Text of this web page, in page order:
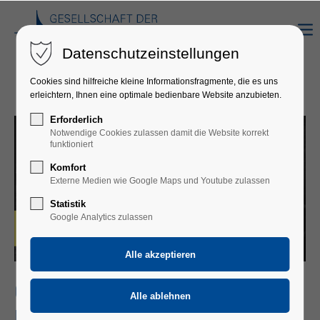
CORINNA HARFOUCH, PETER
Datenschutzeinstellungen
Cookies sind hilfreiche kleine Informationsfragmente, die es uns
erleichtern, Ihnen eine optimale bedienbare Website anzubieten.
Erforderlich
Notwendige Cookies zulassen damit die Website korrekt
funktioniert
Komfort
Externe Medien wie Google Maps und Youtube zulassen
Statistik
Google Analytics zulassen